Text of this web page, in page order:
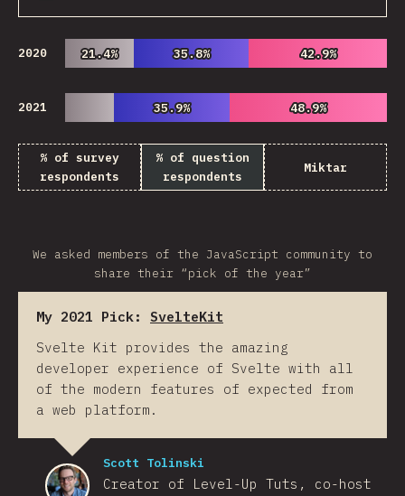
2020 21.4%
21.4% 35.8%
35.8% 42.9%
42.9%
2021 35.9%
35.9% 48.9%
48.9%
% of survey
respondents
% of question
respondents
Miktar
We asked members of the JavaScript community to
share their “pick of the year”
My 2021 Pick: SvelteKit
Svelte Kit provides the amazing
developer experience of Svelte with all
of the modern features of expected from
a web platform.
Scott Tolinski
Creator of Level-Up Tuts, co-host